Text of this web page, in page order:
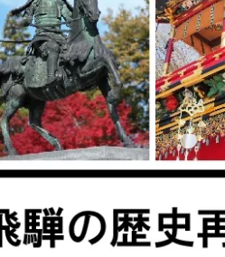
ゲーム・サービス開発
書籍・雑誌出版
チャレンジ
CAMPFIRE